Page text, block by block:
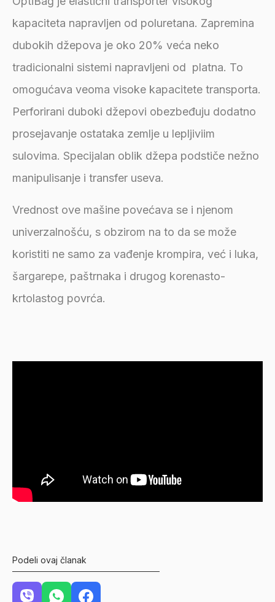
kapaciteta napravljen od poluretana. Zapremina
dubokih džepova je oko 20% veća neko
tradicionalni sistemi napravljeni od platna. To
omogućava veoma visoke kapacitete transporta.
Perforirani duboki džepovi obezbeđuju dodatno
prosejavanje ostataka zemlje u lepljiviim
sulovima. Specijalan oblik džepa podstiče nežno
manipulisanje i transfer useva.
Vrednost ove mašine povećava se i njenom
univerzalnošću, s obzirom na to da se može
koristiti ne samo za vađenje krompira, već i luka,
šargarepe, paštrnaka i drugog korenasto-
krtolastog povrća.
Podeli ovaj članak